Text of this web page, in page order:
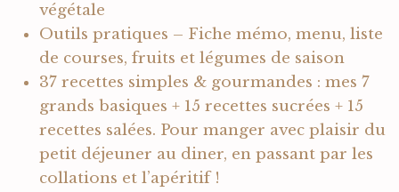
végétale
Outils pratiques – Fiche mémo, menu, liste
de courses, fruits et légumes de saison
37 recettes simples & gourmandes : mes 7
grands basiques + 15 recettes sucrées + 15
recettes salées. Pour manger avec plaisir du
petit déjeuner au diner, en passant par les
collations et l’apéritif !